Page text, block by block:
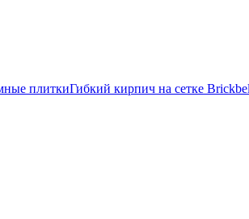
плиткиГибкий кирпич на сетке Brickbel